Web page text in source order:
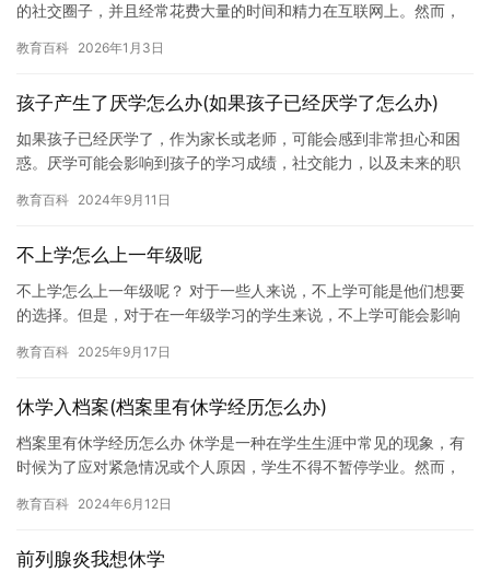
的社交圈子，并且经常花费大量的时间和精力在互联网上。然而，
自拔…
教育百科 2026年1月3日
孩子产生了厌学怎么办(如果孩子已经厌学了怎么办)
如果孩子已经厌学了，作为家长或老师，可能会感到非常担心和困
惑。厌学可能会影响到孩子的学习成绩，社交能力，以及未来的职
到良好…
教育百科 2024年9月11日
不上学怎么上一年级呢
不上学怎么上一年级呢？ 对于一些人来说，不上学可能是他们想要
的选择。但是，对于在一年级学习的学生来说，不上学可能会影响
素。…
教育百科 2025年9月17日
休学入档案(档案里有休学经历怎么办)
档案里有休学经历怎么办 休学是一种在学生生涯中常见的现象，有
时候为了应对紧急情况或个人原因，学生不得不暂停学业。然而，
一定…
教育百科 2024年6月12日
前列腺炎我想休学